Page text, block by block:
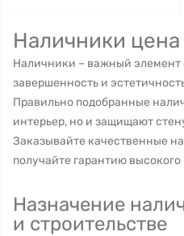
Наличники
Наличники – важный элемент
завершенность и
Правильно подобранные
интерьер, но и защищают
Заказывайте качественные
получайте гарантию
Назначение
и строительстве